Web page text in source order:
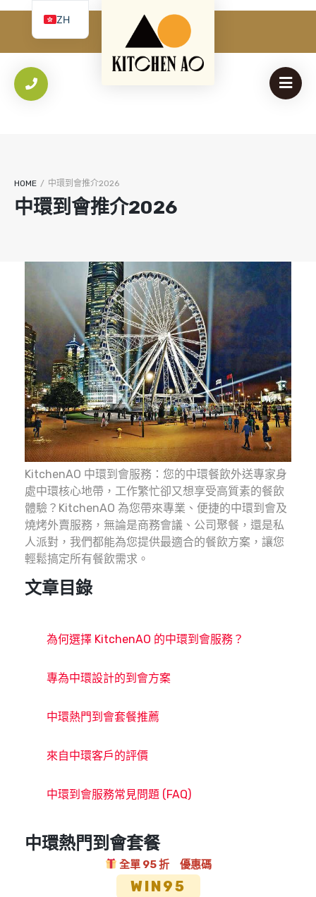
密碼*
填
忘記您的密碼？
HOME / 中環到會推介2026
中環到會推介2026
KitchenAO 中環到會服務：您的中環餐飲外送專家身
處中環核心地帶，工作繁忙卻又想享受高質素的餐飲
體驗？KitchenAO 為您帶來專業、便捷的中環到會及
燒烤外賣服務，無論是商務會議、公司聚餐，還是私
人派對，我們都能為您提供最適合的餐飲方案，讓您
輕鬆搞定所有餐飲需求。
文章目錄
為何選擇 KitchenAO 的中環到會服務？
專為中環設計的到會方案
中環熱門到會套餐推薦
來自中環客戶的評價
中環到會服務常見問題 (FAQ)
中環熱門到會套餐
全單 95 折 優惠碼
WIN95
ZH
EN